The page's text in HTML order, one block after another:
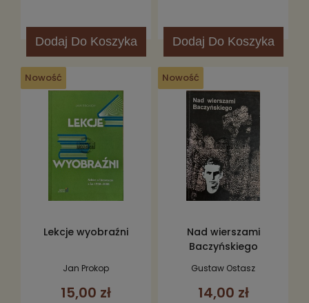
Dodaj Do Koszyka Dodaj Do Koszyka
Lekcje wyobraźni
Jan Prokop
15,00 zł
Nowość
Nad wierszami
Baczyńskiego
Gustaw Ostasz
14,00 zł
Nowość